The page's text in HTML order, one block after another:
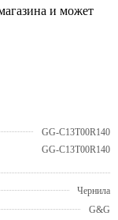
и может
GG-C13T00R140
GG-C13T00R140
Чернила
G&G